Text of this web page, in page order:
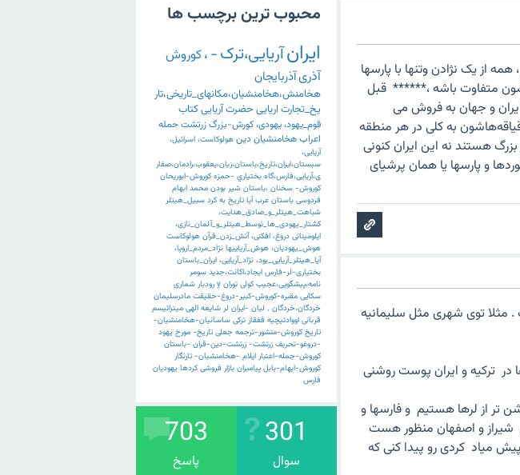
از یک نژادن وتنها با پارسها
متفاوت باشە ،****** قبل
و جهان بە فروش می
بە کلی در هر منطقە
هستند نە این ایران کنونی
و پارسها یا همان پرشیای
توی شهری مثل سلیمانیه
در ترکیه و ایران پوست روشنی
تر از لرها هستیم و فارسها و
شیراز و اصفهان منظور هست
میاد کردی رو پیدا کنی که
محبوب ترین برچسب ها
ایرانآریایی،ترک-،کوروش
آذریآذربایجان
هخامنش،هخامنشیان،مکانهای_تاریخی،تار
یخ_تجارت اریایی حضرتآریاییکتاب
قوم_یهود،یهودی،کورش-بزرگزرتشتحمله
اعرابهخامنشیان دین هولوکاست، اسرائیل،
آریایی،
سیستان،ایران،تاریخ،باستان،زبان،یعقوب،رادمان،صفار
ی،آریایی،فارس،گاه بختياري -حمزه کوروش-ابوریحان
کوروش- سخنان ،باستان شیر بودن محمد ابهام
فردوسی باستان عرب آیا تاریخ به کرد سبیل_هیتلر
شباهت_هیتلر_و_صادق_هدایت،
کشتار_یهودی_ها_توسط_هیتلر_و_آلمان_نازی،
ایلومیناتی دروغ، افکنی، آتش_زدن_قرآن هولوکاست
هوش_یهودیان، هوش_آریاییها نژاد_مردم_اروپا،
آیا_هیتلر_آریایی_بود، نژاد_آریایی، ایران_باستان
بختیاری-لر-فارس ایجاد،اکانت،جدید سومر
نامه،پیشگویی،عجیب کولی توران y رودبار شماری
سکایی مقبره-کوروش-کبیر-دروغ-حقیقت مادرسلیمان
خردگان،خردگان ٬ لیان -ایران لر شایعه الهی میترائیسم
قربانی اووادئیچیه قفقاز ترکی ساسانیان-هخامنشیان-
تاریخ کوروش-منشور-ترجمه جعلی تاریخ- مورخ یهود
-دروغو-تحریف زرتشت- زرتشت-دین-قران -باستان
کوروش-جمله-اعتبار ایلام -هخامنشیان- تارنگار
کوروش-ابهام-بابل پیامبران بازار فروشی کردها یهودیان
فارس
301
سوال
703
پاسخ